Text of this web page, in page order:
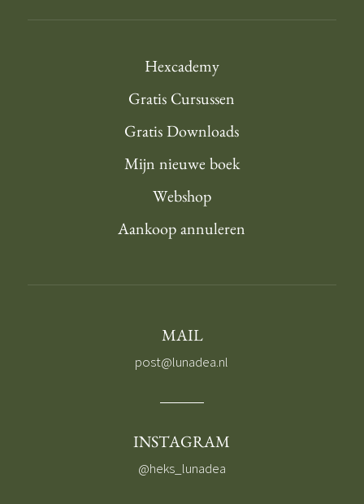
Hexcademy
Gratis Cursussen
Gratis Downloads
Mijn nieuwe boek
Webshop
Aankoop annuleren
MAIL
post@lunadea.nl
INSTAGRAM
@heks_lunadea